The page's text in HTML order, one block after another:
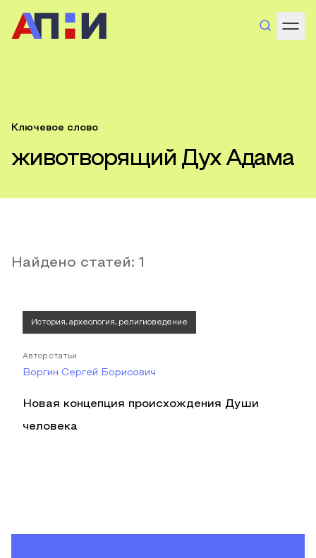
Ключевое слово
животворящий Дух Адама
Найдено статей: 1
История, археология, религиоведение
Автор статьи
Воргин Сергей Борисович
Новая концепция происхождения Души
человека